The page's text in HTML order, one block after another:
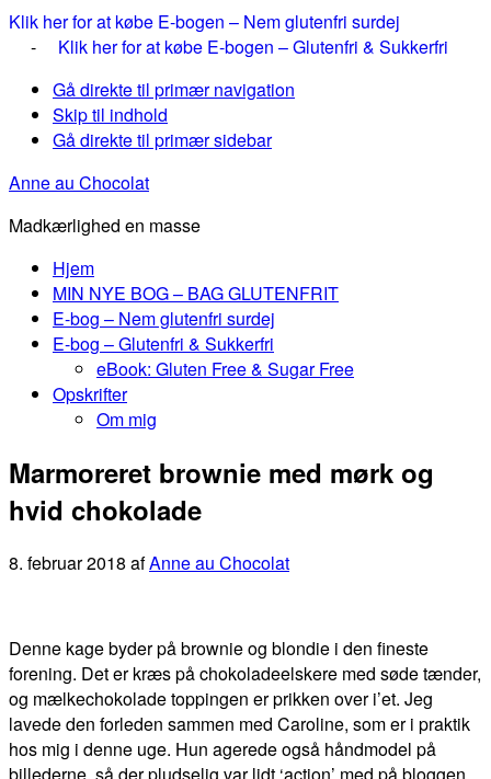
Klik her for at købe E-bogen – Nem glutenfri surdej
- Klik her for at købe E-bogen – Glutenfri & Sukkerfri
Gå direkte til primær navigation
Skip til indhold
Gå direkte til primær sidebar
Anne au Chocolat
Madkærlighed en masse
Hjem
MIN NYE BOG – BAG GLUTENFRIT
E-bog – Nem glutenfri surdej
E-bog – Glutenfri & Sukkerfri
eBook: Gluten Free & Sugar Free
Opskrifter
Om mig
Marmoreret brownie med mørk og
hvid chokolade
8. februar 2018 afAnne au Chocolat
Denne kage byder på brownie og blondie i den fineste
forening. Det er kræs på chokoladeelskere med søde tænder,
og mælkechokolade toppingen er prikken over i’et. Jeg
lavede den forleden sammen med Caroline, som er i praktik
hos mig i denne uge. Hun agerede også håndmodel på
billederne, så der pludselig var lidt ‘action’ med på bloggen